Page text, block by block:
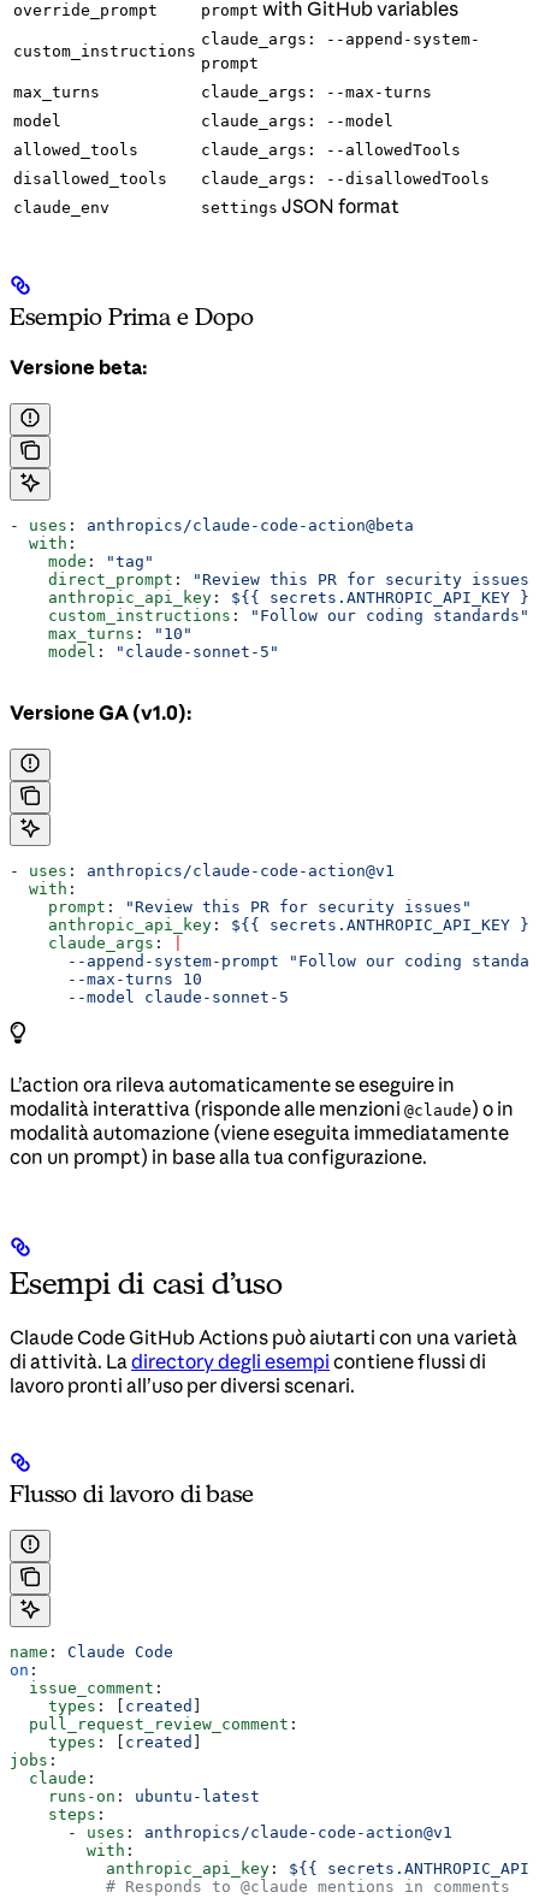
override_prompt prompt with GitHub variables
custom_instructions
claude_args: --append-system-
prompt
max_turns
claude_args: --max-turns
model
claude_args: --model
allowed_tools
claude_args: --allowedTools
disallowed_tools
claude_args: --disallowedTools
claude_env
settings JSON format
Esempio Prima e Dopo
Versione beta:
- uses : anthropics/claude-code-action@beta
  with
:
    mode
:
"tag"
    direct_prompt
:
"Review this PR for security issues"
    anthropic_api_key
: ${{ secrets.ANTHROPIC_API_KEY }}
    custom_instructions
:
"Follow our coding standards"
    max_turns
:
"10"
    model
: "claude-sonnet-5"
Versione GA (v1.0):
- uses : anthropics/claude-code-action@v1
  with
:
    prompt
:
"Review this PR for security issues"
    anthropic_api_key
: ${{ secrets.ANTHROPIC_API_KEY }}
    claude_args
:
--append-system-prompt "Follow our coding
      --max-turns 10
      --model claude-sonnet-5
L’action ora rileva automaticamente se eseguire in
modalità interattiva (risponde alle menzioni @claude) o in
modalità automazione (viene eseguita immediatamente
con un prompt) in base alla tua configurazione.
Esempi di casi d’uso
Claude Code GitHub Actions può aiutarti con una varietà
di attività. La directory degli esempi contiene flussi di
lavoro pronti all’uso per diversi scenari.
Flusso di lavoro di base
name : Claude Code
on :
  issue_comment
:
    types
: [ created
  pull_request_review_comment
:
    types
: [ created
jobs :
  claude
:
    runs-on
: ubuntu-latest
    steps
:
      -
uses : anthropics/claude-code-action@v1
        with
:
          anthropic_api_key
: ${{
          # Responds to @claude mentions in comments